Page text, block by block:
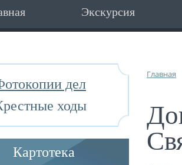
Экскурсия
дел
ходы
Картотека
Главная